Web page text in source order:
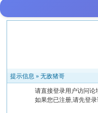
提示信息 »无敌猪哥
请直接登录用户访问论
如果您已注册,请先登